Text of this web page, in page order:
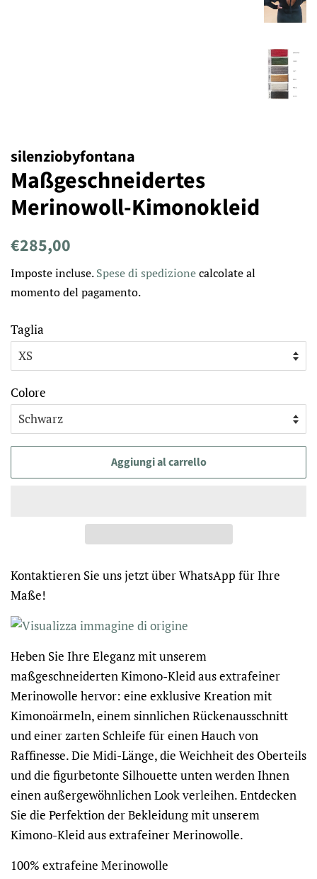
silenziobyfontana
Maßgeschneidertes
Merinowoll-Kimonokleid
Prezzo
listino
€285,00
Imposte incluse.Spese di spedizionecalcolate al
momento del pagamento.
Taglia
Colore
Aggiungi al carrello
Kontaktieren Sie uns jetzt über WhatsApp für Ihre
Maße!
Heben Sie Ihre Eleganz mit unserem
maßgeschneiderten Kimono-Kleid aus extrafeiner
Merinowolle hervor: eine exklusive Kreation mit
Kimonoärmeln, einem sinnlichen Rückenausschnitt
und einer zarten Schleife für einen Hauch von
Raffinesse. Die Midi-Länge, die Weichheit des Oberteils
und die figurbetonte Silhouette unten werden Ihnen
einen außergewöhnlichen Look verleihen. Entdecken
Sie die Perfektion der Bekleidung mit unserem
Kimono-Kleid aus extrafeiner Merinowolle.
100% extrafeine Merinowolle